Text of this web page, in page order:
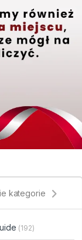
kategorie
(192)